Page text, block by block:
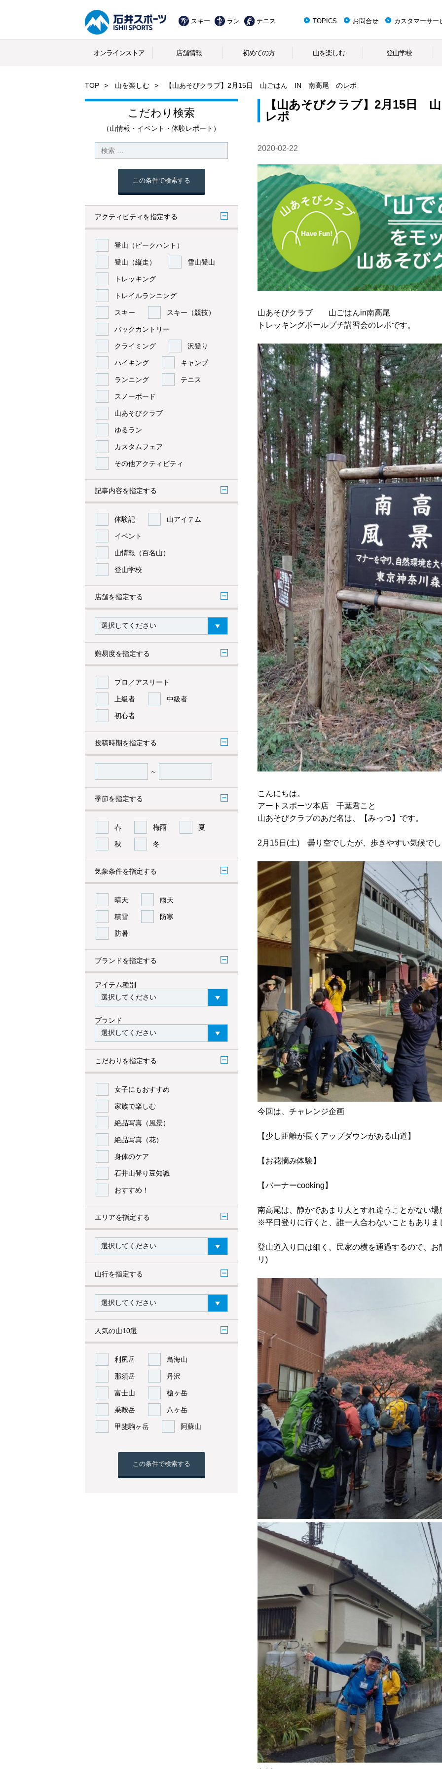
スキー ラン テニス TOPICS お問合せ カスタマーサー
オンラインストア 店舗情報 初めての方 山を楽しむ 登山学校
TOP 山を楽しむ 【山あそびクラブ】2月15日 山ごはん IN 南高尾 のレポ
こだわり検索
（山情報・イベント・体験レポート）
この条件で検索する
アクティビティを指定する
登山（ピークハント）
登山（縦走） 雪山登山
トレッキング
トレイルランニング
スキー スキー（競技）
バックカントリー
クライミング 沢登り
ハイキング キャンプ
ランニング テニス
スノーボード
山あそびクラブ
ゆるラン
カスタムフェア
その他アクティビティ
記事内容を指定する
体験記 山アイテム
イベント
山情報（百名山）
登山学校
店舗を指定する
難易度を指定する
プロ／アスリート
上級者 中級者
初心者
投稿時期を指定する
～
季節を指定する
春 梅雨 夏
秋 冬
気象条件を指定する
晴天 雨天
積雪 防寒
防暑
ブランドを指定する
アイテム種別
ブランド
こだわりを指定する
女子にもおすすめ
家族で楽しむ
絶品写真（風景）
絶品写真（花）
身体のケア
石井山登り豆知識
おすすめ！
エリアを指定する
山行を指定する
人気の山10選
利尻岳 鳥海山
那須岳 丹沢
富士山 槍ヶ岳
乗鞍岳 八ヶ岳
甲斐駒ヶ岳 阿蘇山
この条件で検索する
【山あそびクラブ】2月15
レポ
2020-02-22
山あそびクラブ 山ごはんin南高尾
トレッキングポールプチ講習会のレポです。
こんにちは。
アートスポーツ本店 千葉君こと
山あそびクラブのあだ名は、【みっつ】です。
2月15日(土) 曇り空でしたが、歩きやすい気候で
今回は、チャレンジ企画
【少し距離が長くアップダウンがある山道】
【お花摘み体験】
【バーナーcooking】
南高尾は、静かであまり人とすれ違うことがない場
※平日登りに行くと、誰一人合わないこともありま
登山道入り口は細く、民家の横を通過するので、
リ)